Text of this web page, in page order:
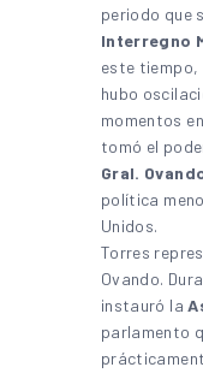
periodo que
Interregno
este tiempo,
hubo
momentos
tomó el
Gral.
política
Unidos.
Torres
Ovando.
instauró la
parlamento